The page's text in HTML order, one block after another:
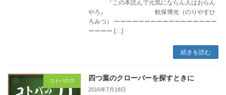
『この本読んで元気にならん人はおらん
やろ』 軌保博光（のりやすひ
ろみつ） ーーーーーーーーーーーーーーーーー
ーーーー […]
続きを読む
コトバの力 四つ葉のクローバーを探すときに
2016年7月18日